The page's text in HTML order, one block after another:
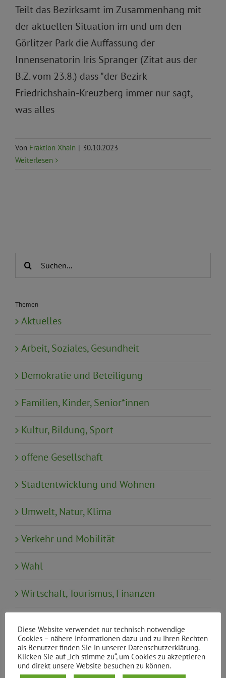
Teilt das Bezirksamt im Zusammenhang mit
der aktuellen Situation im und um den
Görlitzer Park die Auffassung der
Innensenatorin Iris Spranger (Zitat aus der
B.Z. vom 23.8.) dass "der Bezirk
Friedrichshain-Kreuzberg immer nur sagt,
was alles
Von Fraktion Xhain | 30.10.2023
Weiterlesen
Suche
Themen
Aktuelles
Arbeit, Soziales, Gesundheit
Demokratie und Beteiligung
Familien, Kinder, Senior*innen
Kultur, Bildung, Sport
offene Gesellschaft
Stadtentwicklung und Wohnen
Umwelt, Natur, Klima
Verkehr und Mobilität
Wahl
Wirtschaft, Tourismus, Finanzen
Neueste Beiträge
Klimaneutral und bezahlbar heizen:
Rückblick auf die Sonderbezirksgruppe
Diese Website verwendet nur technisch notwendige
Cookies – nähere Informationen dazu und zu Ihren Rechten
als Benutzer finden Sie in unserer Datenschutzerklärung.
Klicken Sie auf „Ich stimme zu“, um Cookies zu akzeptieren
und direkt unsere Website besuchen zu können.